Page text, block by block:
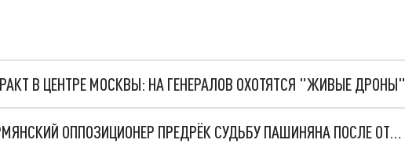
В ЦЕНТРЕ МОСКВЫ: НА ГЕНЕРАЛОВ ОХОТЯТСЯ "ЖИВЫЕ ДРОНЫ"
ЖДИТЕ СТУКА В ДВЕРЬ: АРМЯНСКИЙ ОППОЗИЦИОНЕР ПРЕДРЁК СУДЬБУ ПАШИНЯНА ПОСЛЕ ОТСТАВКИ